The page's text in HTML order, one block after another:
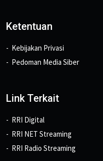
Ketentuan
Kebijakan Privasi
Pedoman Media Siber
Link Terkait
RRI Digital
RRI NET Streaming
RRI Radio Streaming